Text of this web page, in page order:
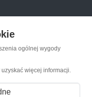
ogólnej wygody
uzyskać więcej informacji.